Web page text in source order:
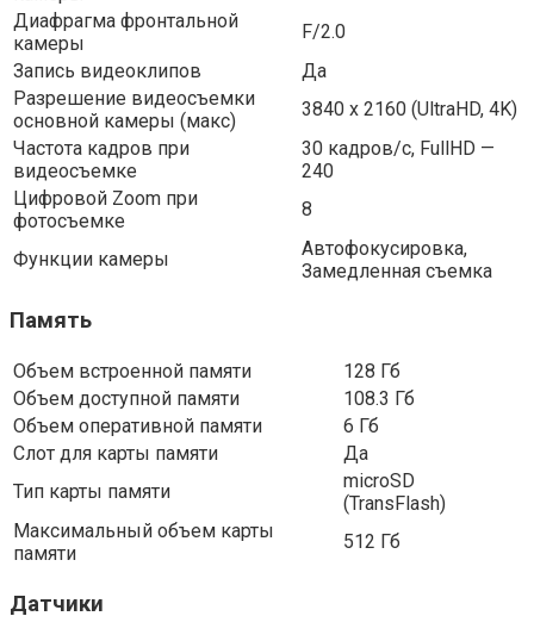
Диафрагма фронтальной
камеры
F/2.0
Запись видеоклипов
Да
Разрешение видеосъемки
основной камеры (макс)
3840 x 2160 (UltraHD, 4K)
Частота кадров при
видеосъемке
30 кадров/с, FullHD —
240
Цифровой Zoom при
фотосъемке
8
Функции камеры
Автофокусировка,
Замедленная съемка
Память
Объем встроенной памяти
128 Гб
Объем доступной памяти
108.3 Гб
Объем оперативной памяти
6 Гб
Слот для карты памяти
Да
Тип карты памяти
microSD
(TransFlash)
Максимальный объем карты
памяти
512 Гб
Датчики